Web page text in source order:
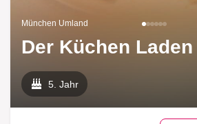
München Umland
Der Küchen Laden
5. Jahr